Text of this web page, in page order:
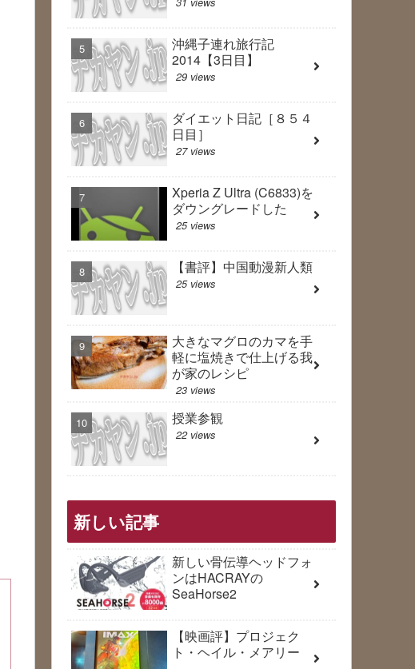
沖縄子連れ旅行記
2014【3日目】
29 views
ダイエット日記［８５４
日目］
27 views
Xperia Z Ultra (C6833)を
ダウングレードした
25 views
【書評】中国動漫新人類
25 views
大きなマグロのカマを手
軽に塩焼きで仕上げる我
が家のレシピ
23 views
授業参観
22 views
新しい記事
新しい骨伝導ヘッドフォ
ンはHACRAYの
SeaHorse2
【映画評】プロジェク
ト・ヘイル・メアリー